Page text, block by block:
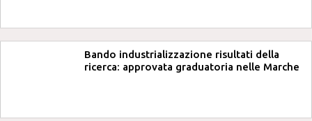
Bando industrializzazione risultati della
ricerca: approvata graduatoria nelle Marche